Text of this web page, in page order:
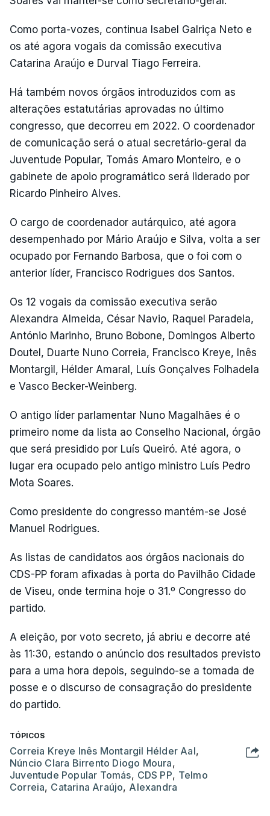
Como porta-vozes, continua Isabel Galriça Neto e
os até agora vogais da comissão executiva
Catarina Araújo e Durval Tiago Ferreira.
Há também novos órgãos introduzidos com as
alterações estatutárias aprovadas no último
congresso, que decorreu em 2022. O coordenador
de comunicação será o atual secretário-geral da
Juventude Popular, Tomás Amaro Monteiro, e o
gabinete de apoio programático será liderado por
Ricardo Pinheiro Alves.
O cargo de coordenador autárquico, até agora
desempenhado por Mário Araújo e Silva, volta a ser
ocupado por Fernando Barbosa, que o foi com o
anterior líder, Francisco Rodrigues dos Santos.
Os 12 vogais da comissão executiva serão
Alexandra Almeida, César Navio, Raquel Paradela,
António Marinho, Bruno Bobone, Domingos Alberto
Doutel, Duarte Nuno Correia, Francisco Kreye, Inês
Montargil, Hélder Amaral, Luís Gonçalves Folhadela
e Vasco Becker-Weinberg.
O antigo líder parlamentar Nuno Magalhães é o
primeiro nome da lista ao Conselho Nacional, órgão
que será presidido por Luís Queiró. Até agora, o
lugar era ocupado pelo antigo ministro Luís Pedro
Mota Soares.
Como presidente do congresso mantém-se José
Manuel Rodrigues.
As listas de candidatos aos órgãos nacionais do
CDS-PP foram afixadas à porta do Pavilhão Cidade
de Viseu, onde termina hoje o 31.º Congresso do
partido.
A eleição, por voto secreto, já abriu e decorre até
às 11:30, estando o anúncio dos resultados previsto
para a uma hora depois, seguindo-se a tomada de
posse e o discurso de consagração do presidente
do partido.
TÓPICOS
Correia Kreye Inês Montargil Hélder Aal,
Núncio Clara Birrento Diogo Moura,
Juventude Popular Tomás, CDS PP, Telmo
Correia, Catarina Araújo, Alexandra